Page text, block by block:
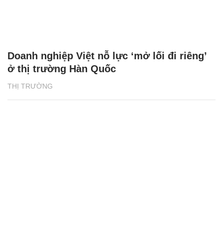
THỊ TRƯỜNG
Doanh nghiệp Việt nỗ lực ‘mở lối đi riêng’
ở thị trường Hàn Quốc